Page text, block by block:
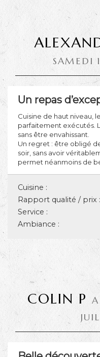
SAMEDI
Un repas
Cuisine de haut niveau,
parfaitement exécutés.
sans être envahissant.
Un regret : être obligé
soir, sans avoir
permet néanmoins de
Cuisine :
Rapport qualité / prix :
Service :
Ambiance :
COLIN P